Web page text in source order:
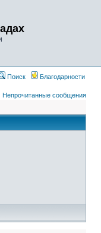
Поиск Благодарности
Непрочитанные сообщения